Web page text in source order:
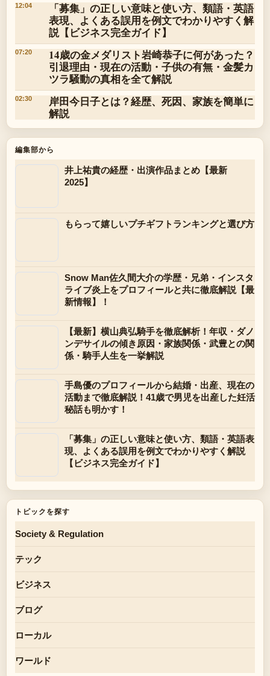
12:04
「募集」の正しい意味と使い方、類語・英語
表現、よくある誤用を例文でわかりやすく解
説【ビジネス完全ガイド】
07:20
14歳の金メダリスト岩崎恭子に何があった？
引退理由・現在の活動・子供の有無・金髪カ
ツラ騒動の真相を全て解説
02:30
岸田今日子とは？経歴、死因、家族を簡単に
解説
編集部から
井上祐貴の経歴・出演作品まとめ【最新
2025】
もらって嬉しいプチギフトランキングと選び方
Snow Man佐久間大介の学歴・兄弟・インスタ
ライブ炎上をプロフィールと共に徹底解説【最
新情報】！
【最新】横山典弘騎手を徹底解析！年収・ダノ
ンデサイルの傾き原因・家族関係・武豊との関
係・騎手人生を一挙解説
手島優のプロフィールから結婚・出産、現在の
活動まで徹底解説！41歳で男児を出産した妊活
秘話も明かす！
「募集」の正しい意味と使い方、類語・英語表
現、よくある誤用を例文でわかりやすく解説
【ビジネス完全ガイド】
トピックを探す
Society & Regulation
テック
ビジネス
ブログ
ローカル
ワールド